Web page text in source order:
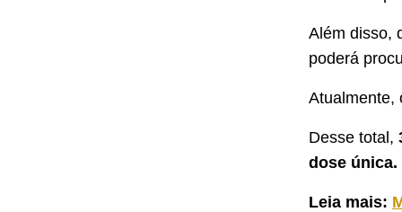
Além disso,
poderá
Atualmente,
Desse total,
dose única.
Leia mais: